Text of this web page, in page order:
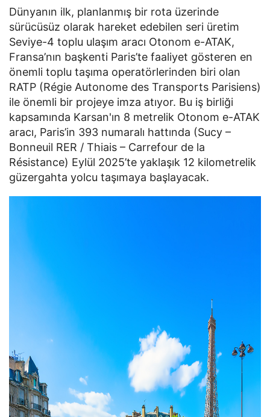
Dünyanın ilk, planlanmış bir rota üzerinde
sürücüsüz olarak hareket edebilen seri üretim
Seviye-4 toplu ulaşım aracı Otonom e-ATAK,
Fransa’nın başkenti Paris’te faaliyet gösteren en
önemli toplu taşıma operatörlerinden biri olan
RATP (Régie Autonome des Transports Parisiens)
ile önemli bir projeye imza atıyor. Bu iş birliği
kapsamında Karsan'ın 8 metrelik Otonom e-ATAK
aracı, Paris’in 393 numaralı hattında (Sucy –
Bonneuil RER / Thiais – Carrefour de la
Résistance) Eylül 2025’te yaklaşık 12 kilometrelik
güzergahta yolcu taşımaya başlayacak.